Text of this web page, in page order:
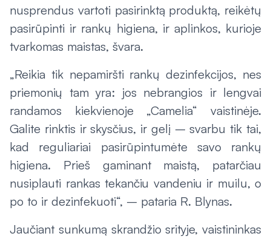
nusprendus vartoti pasirinktą produktą, reikėtų
pasirūpinti ir rankų higiena, ir aplinkos, kurioje
tvarkomas maistas, švara.
„Reikia tik nepamiršti rankų dezinfekcijos, nes
priemonių tam yra: jos nebrangios ir lengvai
randamos kiekvienoje „Camelia“ vaistinėje.
Galite rinktis ir skysčius, ir gelį – svarbu tik tai,
kad reguliariai pasirūpintumėte savo rankų
higiena. Prieš gaminant maistą, patarčiau
nusiplauti rankas tekančiu vandeniu ir muilu, o
po to ir dezinfekuoti“, – pataria R. Blynas.
Jaučiant sunkumą skrandžio srityje, vaistininkas